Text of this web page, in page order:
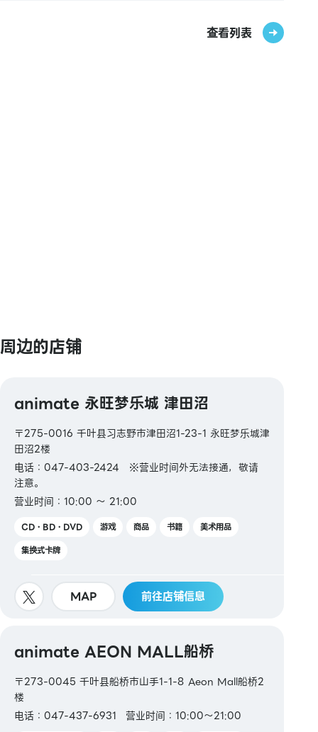
Kitaca／Suica／PASMO／TOICA／manaca／
查看列表
周边的店铺
animate 永旺梦乐城 津田沼
〒275-0016 千叶县习志野市津田沼1-23-1 永旺梦乐城津
田沼2楼
电话：047-403-2424 ※营业时间外无法接通，敬请
注意。
营业时间：10:00 ～ 21:00
CD・BD・DVD 游戏 商品 书籍
美术用品
集换式卡牌
MAP 前往店铺信息
animate AEON MALL船桥
〒273-0045 千叶县船桥市山手1-1-8 Aeon Mall船桥2
楼
电话：047-437-6931
营业时间：10:00～21:00